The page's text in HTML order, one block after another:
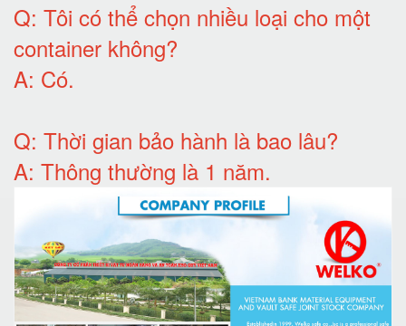
Q: Tôi có thể chọn nhiều loại cho một
container không?
A: Có.
Q: Thời gian bảo hành là bao lâu?
A: Thông thường là 1 năm.